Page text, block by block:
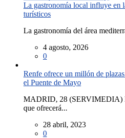
La gastronomía local influye en
turísticos
La gastronomía del área
4 agosto, 2026
0
Renfe ofrece un millón de
el Puente de Mayo
MADRID, 28 (SERVIMEDIA)
que ofrecerá...
28 abril, 2023
0